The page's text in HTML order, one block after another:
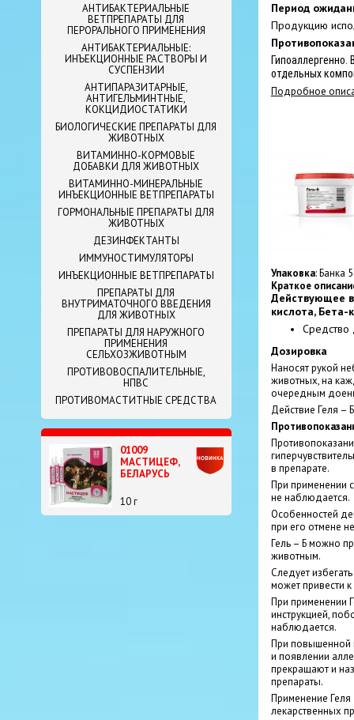
АНТИБАКТЕРИАЛЬНЫЕ
ВЕТПРЕПАРАТЫ ДЛЯ
ПЕРОРАЛЬНОГО ПРИМЕНЕНИЯ
АНТИБАКТЕРИАЛЬНЫЕ:
ИНЪЕКЦИОННЫЕ РАСТВОРЫ И
СУСПЕНЗИИ
АНТИПАРАЗИТАРНЫЕ,
АНТИГЕЛЬМИНТНЫЕ,
КОКЦИДИОСТАТИКИ
БИОЛОГИЧЕСКИЕ ПРЕПАРАТЫ ДЛЯ
ЖИВОТНЫХ
ВИТАМИННО-КОРМОВЫЕ
ДОБАВКИ ДЛЯ ЖИВОТНЫХ
ВИТАМИННО-МИНЕРАЛЬНЫЕ
ИНЪЕКЦИОННЫЕ ВЕТПРЕПАРАТЫ
ГОРМОНАЛЬНЫЕ ПРЕПАРАТЫ ДЛЯ
ЖИВОТНЫХ
ДЕЗИНФЕКТАНТЫ
ИММУНОСТИМУЛЯТОРЫ
ИНЪЕКЦИОННЫЕ ВЕТПРЕПАРАТЫ
ПРЕПАРАТЫ ДЛЯ
ВНУТРИМАТОЧНОГО ВВЕДЕНИЯ
ДЛЯ ЖИВОТНЫХ
ПРЕПАРАТЫ ДЛЯ НАРУЖНОГО
ПРИМЕНЕНИЯ
СЕЛЬХОЗЖИВОТНЫМ
ПРОТИВОВОСПАЛИТЕЛЬНЫЕ,
НПВС
ПРОТИВОМАСТИТНЫЕ СРЕДСТВА
01009
МАСТИЦЕФ,
БЕЛАРУСЬ
10 г
Период
Продукцию
отдельных
Подробное
Упаковка: Банка
Краткое
Действующее
кислота, Бета-
Средство
Дозировка
Наносят рукой
животных, на
очередным
Действие Геля –
в препарате.
При применении
не наблюдается.
Особенностей
при его отмене
Гель – Б можно
животным.
Следует
может привести
При применении
инструкцией,
наблюдается.
При повышенной
и появлении
прекращают и
препараты.
Применение
лекарственных